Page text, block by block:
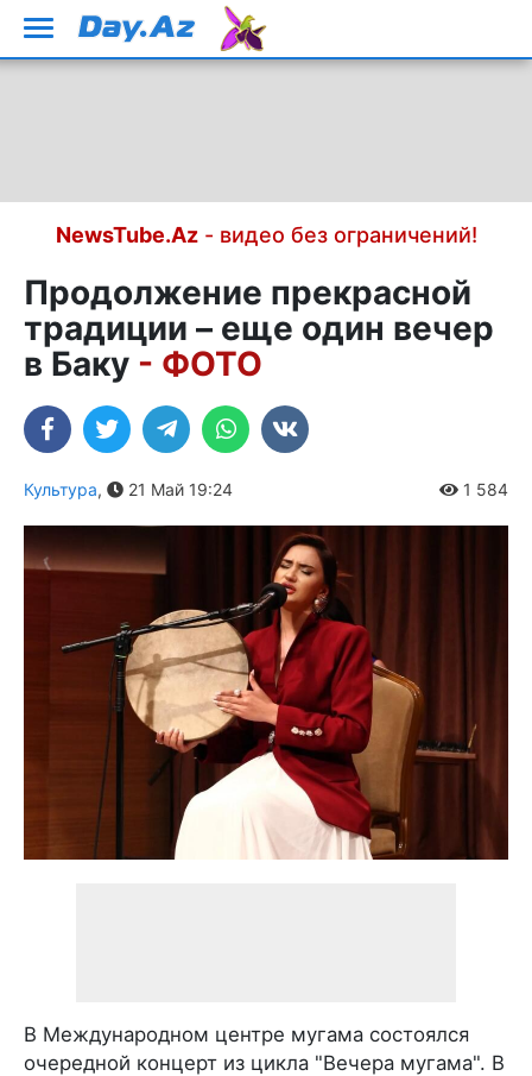
NewsTube.Az- видео без ограничений!
Продолжение прекрасной
традиции – еще один вечер
в Баку - ФОТО
Культура, 21 Май 19:24 1 584
В Международном центре мугама состоялся
очередной концерт из цикла "Вечера мугама". В